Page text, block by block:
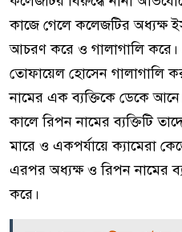
কাজে গেলে কলেজটির অধ্যক্ষ
আচরণ করে ও গালাগালি করে।
তোফায়েল হোসেন গালাগালি
নামের এক ব্যক্তিকে ডেকে
কালে রিপন নামের ব্যক্তিটি
মারে ও একপর্যায়ে ক্যামেরা
এরপর অধ্যক্ষ ও রিপন নামের
করে।